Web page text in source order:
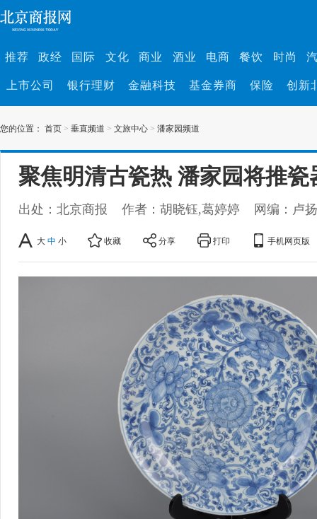
推荐 政经 国际 文化 商业 酒业 电商 餐饮 时尚
上市公司 银行理财 金融科技 基金券商 保险 创新
您的位置： 首页 > 垂直频道 > 文旅中心 > 潘家园频道
聚焦明清古瓷热 潘家园将推瓷
出处：北京商报 作者：胡晓钰,葛婷婷 网编：卢扬
大 中 小 收藏 分享 打印 手机网页版